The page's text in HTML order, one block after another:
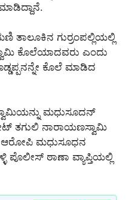
ತಾಲೂಕಿನ ಗುರ್ರಂಪಲ್ಲಿಯಲ್ಲಿ
ಕೊಲೆಯಾದವರು ಎಂದು
ಕೊಲೆ ಮಾಡಿದ
ಮಧುಸೂದನ್
ತಗುಲಿ ನಾರಾಯಣಸ್ವಾಮಿ
ಆರೋಪಿ ಮಧುಸೂಧನ
ಪೊಲೀಸ್ ಠಾಣಾ ವ್ಯಾಪ್ತಿಯಲ್ಲಿ